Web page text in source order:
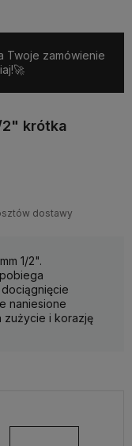
Twoje zamówienie
2" krótka
dostawy
1/2".
naniesione
zużycie i korazję